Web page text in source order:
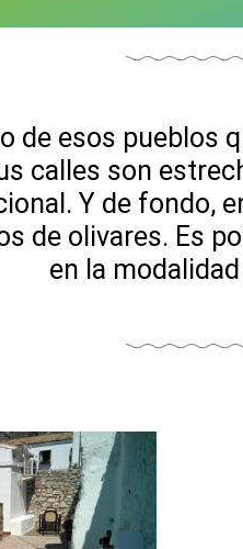
de esos pueblos
calles son
Y de fondo,
de olivares. Es
en la